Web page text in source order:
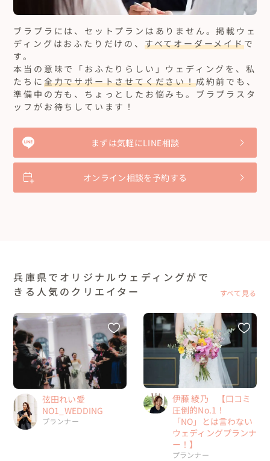
ブラプラには、セットプランはありません。掲載ウェ
ディングはおふたりだけの、 すべてオーダーメイドで
す。
本当の意味で「おふたりらしい」ウェディングを、私
たちに 全力でサポートさせてください！成約前でも、
準備中の方も、ちょっとしたお悩みも。ブラプラスタ
ッフがお待ちしています！
まずは気軽にLINE相談
オンライン相談を予約する
兵庫県でオリジナルウェディングがで
きる人気のクリエイター
すべて見る
弦田れい愛
NO1_WEDDING
プランナー
伊藤 綾乃 【口コミ
圧倒的No.1！
「NO」とは言わない
ウェディングプランナ
ー！】
プランナー